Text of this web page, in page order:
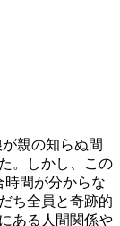
親の知らぬ間
。しかし、この
時間が分からな
ち全員と奇跡的
ある人間関係や